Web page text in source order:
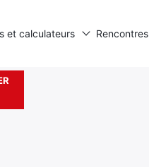
et calculateurs Rencontres